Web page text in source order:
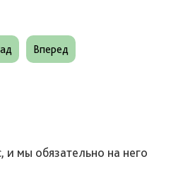
Вперед
мы обязательно на него